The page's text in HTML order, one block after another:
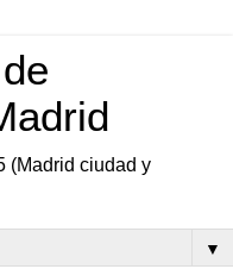
(Madrid ciudad y
▼